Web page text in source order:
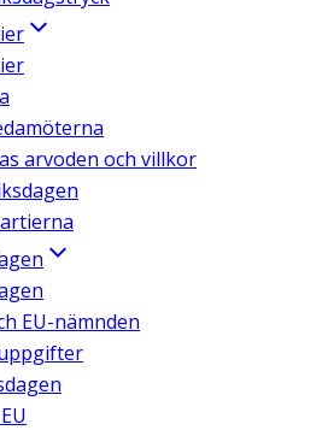
arvoden och villkor
EU-nämnden